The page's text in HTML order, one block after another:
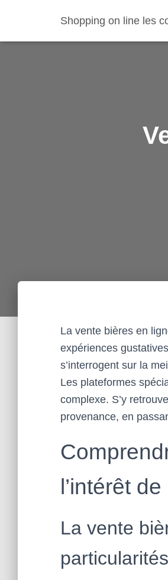
Shopping on line les
La vente bières en
expériences
s’interrogent sur la
Les plateformes
complexe. S’y
provenance, en
l’intérêt
La vente